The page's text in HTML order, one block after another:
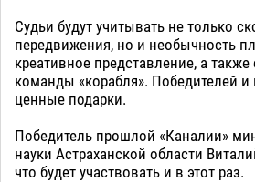
Судьи будут учитывать не только
передвижения, но и необычность
креативное представление, а
команды «корабля». Победителей и
ценные подарки.
Победитель прошлой «Каналии»
науки Астраханской области
что будет участвовать и в этот раз.